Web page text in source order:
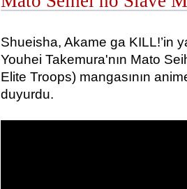
Shueisha, Akame ga KILL!’in
Youhei Takemura'nın Mato
Elite Troops) mangasının
duyurdu.